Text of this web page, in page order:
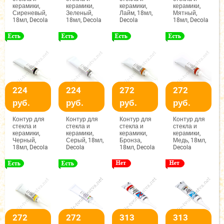
керамики,
Сиреневый,
18мл, Decola
керамики,
Зеленый,
18мл, Decola
керамики,
Лайм, 18мл,
Decola
керамики,
Мятный,
18мл, Decola
224
руб.
Контур для
стекла и
керамики,
Черный,
18мл, Decola
224
руб.
Контур для
стекла и
керамики,
Серый, 18мл,
Decola
272
руб.
Контур для
стекла и
керамики,
Бронза,
18мл, Decola
272
руб.
Контур для
стекла и
керамики,
Медь, 18мл,
Decola
272
272
313
313